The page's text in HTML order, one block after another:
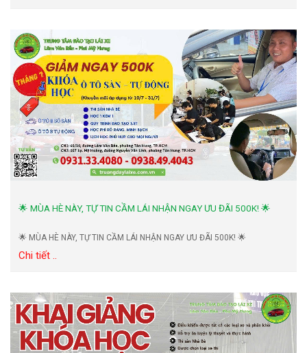
🌟 MÙA HÈ NÀY, TỰ TIN CẦM LÁI NHẬN NGAY ƯU ĐÃI 500K! 🌟
🌟 MÙA HÈ NÀY, TỰ TIN CẦM LÁI NHẬN NGAY ƯU ĐÃI 500K! 🌟
Chi tiết ..